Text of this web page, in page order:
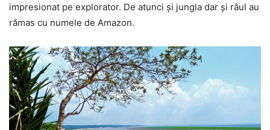
impresionat pe explorator. De atunci şi jungla dar și râul au
rămas cu numele de Amazon.